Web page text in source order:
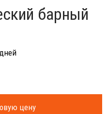
барный
цену